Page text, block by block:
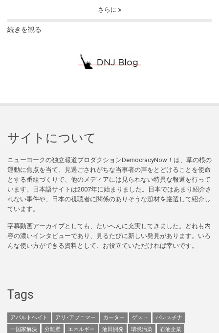
さらに
続きを観る
サイトについて
ニューヨークの独立報道プロダクションDemocracyNow！は、草の根の
運動に焦点を当て、見過ごされがちな当事者の声をとどけることを使命
とする番組づくりで、他のメディアには見られない特異な報道を行って
います。日本語サイトは2007年に始まりました。日本ではあまり紹介さ
れない事件や、日本の視聴者に関係のありそうな題材を厳選して紹介し
ています。
字幕動画アーカイブとしても、たいへんに充実してきました。どれも内
容の濃いインタビューであり、見るたびに新しい発見があります。いろ
んな使い方ができる資料として、お役立ていただければ幸いです。
Tags
アパルトヘイト アリ･アブニマー カーター ゲスト
パレスチナ
一国家解決
分離壁 エネルギー 油田開発 環境汚染 石油企業